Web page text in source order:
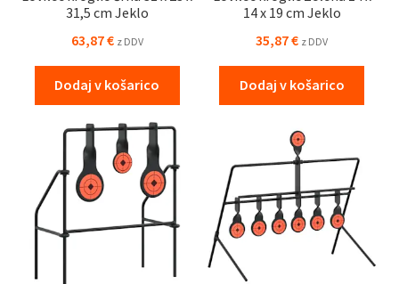
31,5 cm Jeklo
63,87€ z DDV
Dodaj v košarico
14 x 19 cm Jeklo
35,87€ z DDV
Dodaj v košarico